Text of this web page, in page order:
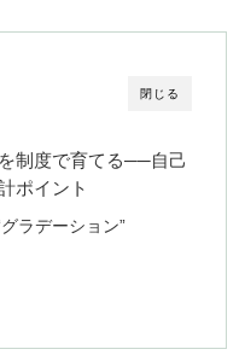
閉じる
を制度で育てる──自己
ポイント
ラデーション”